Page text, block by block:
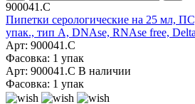
900041.C
Пипетки серологические на 25 мл,
упак., тип А, DNAse, RNAse free,
Арт: 900041.C
Фасовка: 1 упак
Арт: 900041.C В наличии
Фасовка: 1 упак